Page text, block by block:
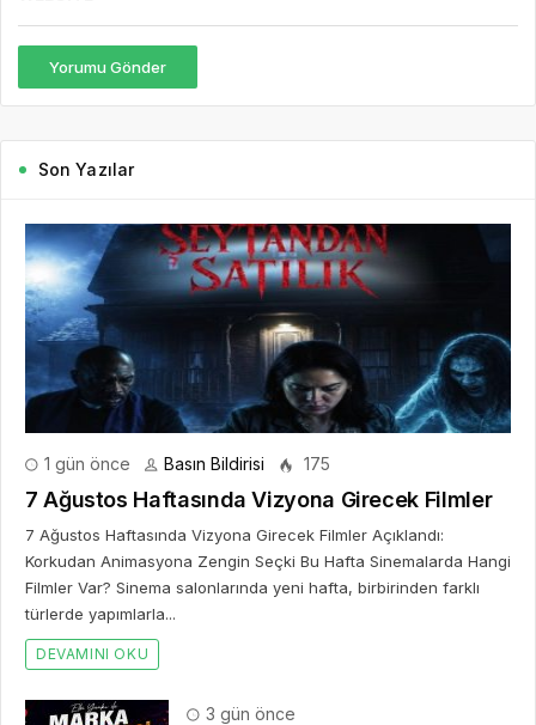
Yorumu Gönder
Son Yazılar
1 gün önce Basın Bildirisi 175
7 Ağustos Haftasında Vizyona Girecek Filmler
7 Ağustos Haftasında Vizyona Girecek Filmler Açıklandı:
Korkudan Animasyona Zengin Seçki Bu Hafta Sinemalarda Hangi
Filmler Var? Sinema salonlarında yeni hafta, birbirinden farklı
türlerde yapımlarla...
DEVAMINI OKU
3 gün önce